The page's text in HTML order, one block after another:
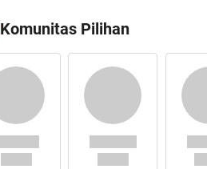
Komunitas Pilihan